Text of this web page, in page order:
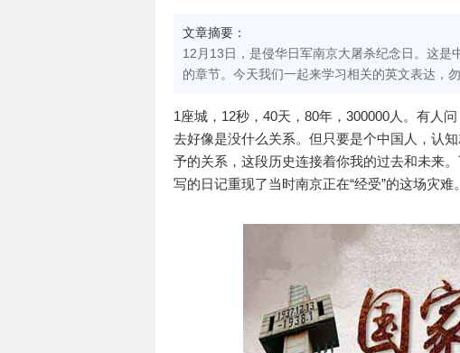
文章摘要：
12月13日，是侵华日军南京大屠杀纪念日。这
的章节。今天我们一起来学习相关的英文表达，
1座城，12秒，40天，80年，300000人。有人
去好像是没什么关系。但只要是个中国人，认
予的关系，这段历史连接着你我的过去和未来
写的日记重现了当时南京正在“经受”的这场灾难。